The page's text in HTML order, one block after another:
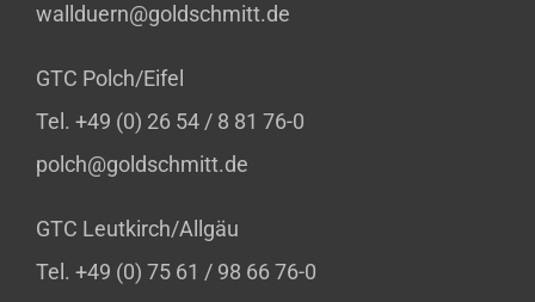
wallduern@goldschmitt.de
GTC Polch/Eifel
Tel. +49 (0) 26 54 / 8 81 76-0
polch@goldschmitt.de
GTC Leutkirch/Allgäu
Tel. +49 (0) 75 61 / 98 66 76-0